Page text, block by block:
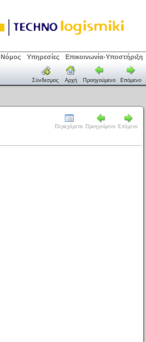
Νόμος Υπηρεσίες Επικοινωνία-Υποστήριξη
Σύνδεσμος Αρχή Προηγούμενο Επόμενο